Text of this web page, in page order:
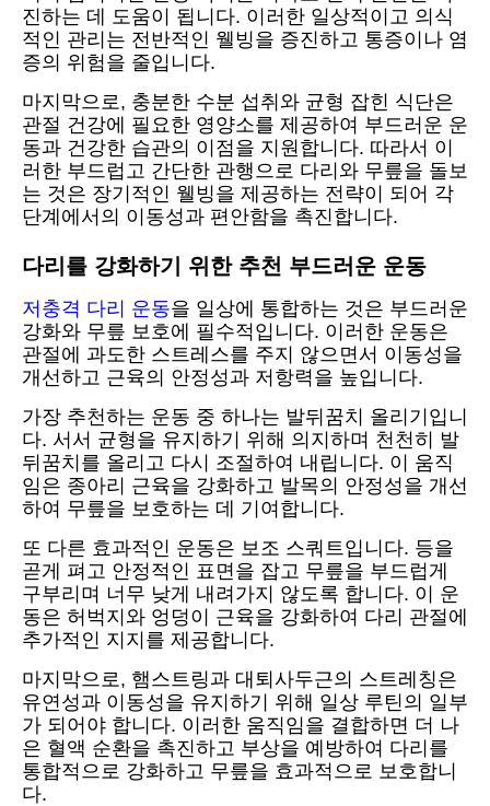
진하는 데 도움이 됩니다. 이러한 일상적이고 의식
적인 관리는 전반적인 웰빙을 증진하고 통증이나 염
증의 위험을 줄입니다.
마지막으로, 충분한 수분 섭취와 균형 잡힌 식단은
관절 건강에 필요한 영양소를 제공하여 부드러운 운
동과 건강한 습관의 이점을 지원합니다. 따라서 이
러한 부드럽고 간단한 관행으로 다리와 무릎을 돌보
는 것은 장기적인 웰빙을 제공하는 전략이 되어 각
단계에서의 이동성과 편안함을 촉진합니다.
다리를 강화하기 위한 추천 부드러운 운동
저충격 다리 운동을 일상에 통합하는 것은 부드러운
강화와 무릎 보호에 필수적입니다. 이러한 운동은
관절에 과도한 스트레스를 주지 않으면서 이동성을
개선하고 근육의 안정성과 저항력을 높입니다.
가장 추천하는 운동 중 하나는 발뒤꿈치 올리기입니
다. 서서 균형을 유지하기 위해 의지하며 천천히 발
뒤꿈치를 올리고 다시 조절하여 내립니다. 이 움직
임은 종아리 근육을 강화하고 발목의 안정성을 개선
하여 무릎을 보호하는 데 기여합니다.
또 다른 효과적인 운동은 보조 스쿼트입니다. 등을
곧게 펴고 안정적인 표면을 잡고 무릎을 부드럽게
구부리며 너무 낮게 내려가지 않도록 합니다. 이 운
동은 허벅지와 엉덩이 근육을 강화하여 다리 관절에
추가적인 지지를 제공합니다.
마지막으로, 햄스트링과 대퇴사두근의 스트레칭은
유연성과 이동성을 유지하기 위해 일상 루틴의 일부
가 되어야 합니다. 이러한 움직임을 결합하면 더 나
은 혈액 순환을 촉진하고 부상을 예방하여 다리를
통합적으로 강화하고 무릎을 효과적으로 보호합니
다.